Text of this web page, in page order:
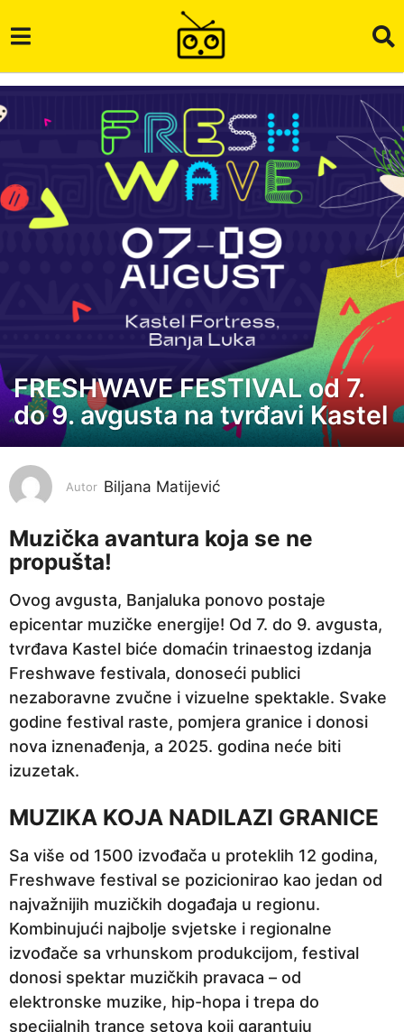
1
g
n
a
p
i
j
e
1
g
o
d
i
a
p
r
i
j
e
FRESHWAVE FESTIVAL od 7.
do 9. avgusta na tvrđavi Kastel
Autor Biljana Matijević
Muzička avantura koja se ne
propušta!
Ovog avgusta, Banjaluka ponovo postaje
epicentar muzičke energije! Od 7. do 9. avgusta,
tvrđava Kastel biće domaćin trinaestog izdanja
Freshwave festivala, donoseći publici
nezaboravne zvučne i vizuelne spektakle. Svake
godine festival raste, pomjera granice i donosi
nova iznenađenja, a 2025. godina neće biti
izuzetak.
MUZIKA KOJA NADILAZI GRANICE
Sa više od 1500 izvođača u proteklih 12 godina,
Freshwave festival se pozicionirao kao jedan od
najvažnijih muzičkih događaja u regionu.
Kombinujući najbolje svjetske i regionalne
izvođače sa vrhunskom produkcijom, festival
donosi spektar muzičkih pravaca – od
elektronske muzike, hip-hopa i trepa do
specijalnih trance setova koji garantuju